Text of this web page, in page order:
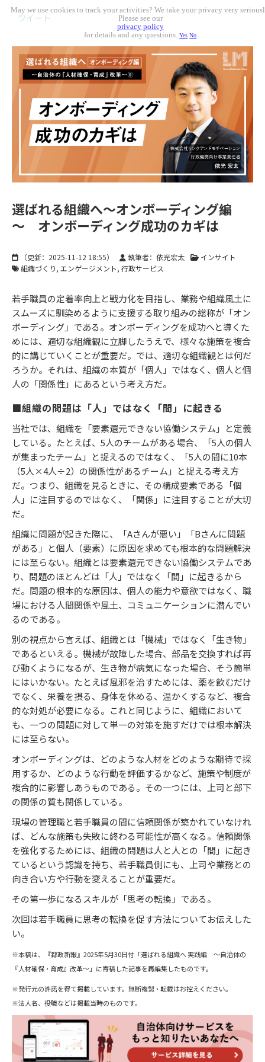
ツイート
選ばれる組織へ〜オンボーディング編
～ オンボーディング成功のカギは
（更新： 2025-11-12 18:55） 執筆者：依光宏太
インサイト
組織づくり エンゲージメント 行政サービス
若手職員の定着率向上と戦力化を目指し、業務や組織風土に
スムーズに馴染めるように支援する取り組みの総称が「オン
ボーディング」である。オンボーディングを成功へと導くた
めには、適切な組織観に立脚したうえで、様々な施策を複合
的に講じていくことが重要だ。では、適切な組織観とは何だ
ろうか。それは、組織の本質が「個人」ではなく、個人と個
人の「関係性」にあるという考え方だ。
■組織の問題は「人」ではなく「間」に起きる
当社では、組織を「要素還元できない協働システム」と定義
している。たとえば、5人のチームがある場合、「5人の個人
が集まったチーム」と捉えるのではなく、「5人の間に10本
（5人×4人÷2）の関係性があるチーム」と捉える考え方
だ。つまり、組織を見るときに、その構成要素である「個
人」に注目するのではなく、「関係」に注目することが大切
だ。
組織に問題が起きた際に、「Aさんが悪い」「Bさんに問題
がある」と個人（要素）に原因を求めても根本的な問題解決
には至らない。組織とは要素還元できない協働システムであ
り、問題のほとんどは「人」ではなく「間」に起きるから
だ。問題の根本的な原因は、個人の能力や意欲ではなく、職
場における人間関係や風土、コミュニケーションに潜んでい
るのである。
別の視点から言えば、組織とは「機械」ではなく「生き物」
であるといえる。機械が故障した場合、部品を交換すれば再
び動くようになるが、生き物が病気になった場合、そう簡単
にはいかない。たとえば風邪を治すためには、薬を飲むだけ
でなく、栄養を摂る、身体を休める、温かくするなど、複合
的な対処が必要になる。これと同じように、組織において
も、一つの問題に対して単一の対策を施すだけでは根本解決
には至らない。
オンボーディングは、どのような人材をどのような期待で採
用するか、どのような行動を評価するかなど、施策や制度が
複合的に影響しあうものである。その一つには、上司と部下
の関係の質も関係している。
現場の管理職と若手職員の間に信頼関係が築かれていなけれ
ば、どんな施策も失敗に終わる可能性が高くなる。信頼関係
を強化するためには、組織の問題は人と人との「間」に起き
ているという認識を持ち、若手職員側にも、上司や業務との
向き合い方や行動を変えることが重要だ。
その第一歩になるスキルが「思考の転換」である。
次回は若手職員に思考の転換を促す方法についてお伝えした
い。
※本稿は、『都政新報』2025年5月30日付「選ばれる組織へ 実践編 〜自治体の
『人材確保・育成』改革〜」に寄稿した記事を再編集したものです。
※発行元の許諾を得て掲載しています。無断複製・転載はお控えください。
※法人名、役職などは掲載当時のものです。
May we use cookies to track your activities? We take your privacy very
Please see our
privacy policy
for details and any questions.Yes No